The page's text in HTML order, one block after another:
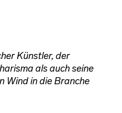
Künstler, der
als auch seine
Wind in die Branche